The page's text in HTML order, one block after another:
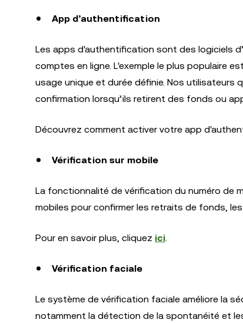
App d’authentification
Les apps d'authentification sont des logiciels
comptes en ligne. L'exemple le plus populaire
usage unique et durée définie. Nos
confirmation lorsqu’ils retirent des fonds ou
Découvrez comment activer votre app
Vérification sur mobile
La fonctionnalité de vérification du numéro de
mobiles pour confirmer les retraits de fonds,
Pour en savoir plus, cliquez ici.
Vérification faciale
Le système de vérification faciale améliore la
notamment la détection de la spontanéité et